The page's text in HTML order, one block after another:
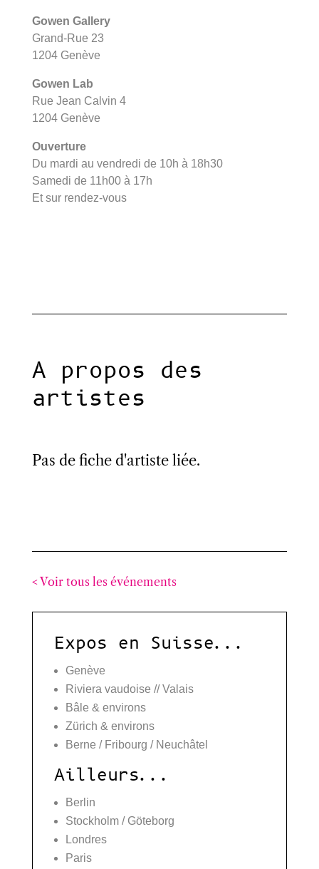
Gowen Gallery
Grand-Rue 23
1204 Genève
Gowen Lab
Rue Jean Calvin 4
1204 Genève
Ouverture
Du mardi au vendredi de 10h à 18h30
Samedi de 11h00 à 17h
Et sur rendez-vous
A propos des
artistes
Pas de fiche d'artiste liée.
< Voir tous les événements
Expos en Suisse...
Genève
Riviera vaudoise // Valais
Bâle & environs
Zürich & environs
Berne / Fribourg / Neuchâtel
Ailleurs...
Berlin
Stockholm / Göteborg
Londres
Paris